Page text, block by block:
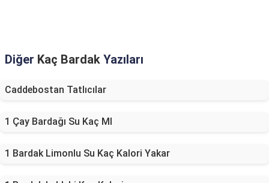
Diğer Kaç Bardak Yazıları
Caddebostan Tatlıcılar
1 Çay Bardağı Su Kaç Ml
1 Bardak Limonlu Su Kaç Kalori Yakar